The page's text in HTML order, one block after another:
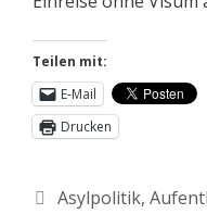
Teilen mit:
E-Mail
Drucken
Asylpolitik,